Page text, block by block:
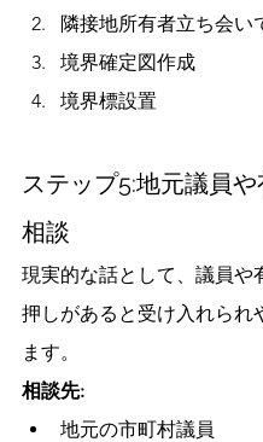
隣接地所有者立ち会い
境界確定図作成
境界標設置
ステップ5:地元議員
相談
現実的な話として、議員や
押しがあると受け入れられ
ます。
相談先:
地元の市町村議員